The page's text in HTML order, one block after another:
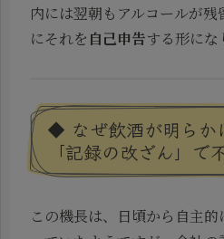
内には翌朝もアルコールが
にそれを 自己申告する形にな
◆ なぜ飲酒が明らか
「記録の改ざん」で
この機長は、日頃から自主